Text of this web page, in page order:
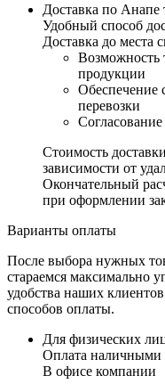
Доставка по
Удобный способ
Доставка до места
Возможность
продукции
Обеспечение
перевозки
Стоимость
зависимости от
Окончательный
при оформлении
Варианты оплаты
После выбора нужных
стараемся максимально
удобства наших
способов оплаты.
Для физических
Оплата наличными
В офисе компании